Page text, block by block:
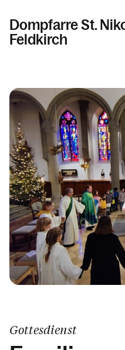
Dompfarre St.
Feldkirch
Kalender
Personen
Kontakt
Gottesdienst